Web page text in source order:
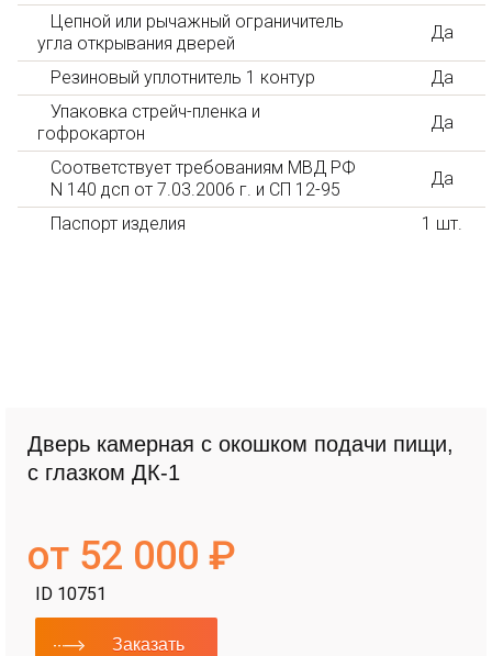
Цепной или рычажный ограничитель
угла открывания дверей
Да
Резиновый уплотнитель 1 контур
Да
Упаковка стрейч-пленка и
гофрокартон
Да
Соответствует требованиям МВД РФ
N 140 дсп от 7.03.2006 г. и СП 12-95
Да
Паспорт изделия 1 шт.
Дверь камерная с окошком подачи пищи,
с глазком ДК-1
от 52 000 ₽
ID 10751
Заказать